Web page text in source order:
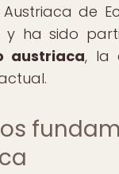
Austriaca de
y ha sido
austriaca, la